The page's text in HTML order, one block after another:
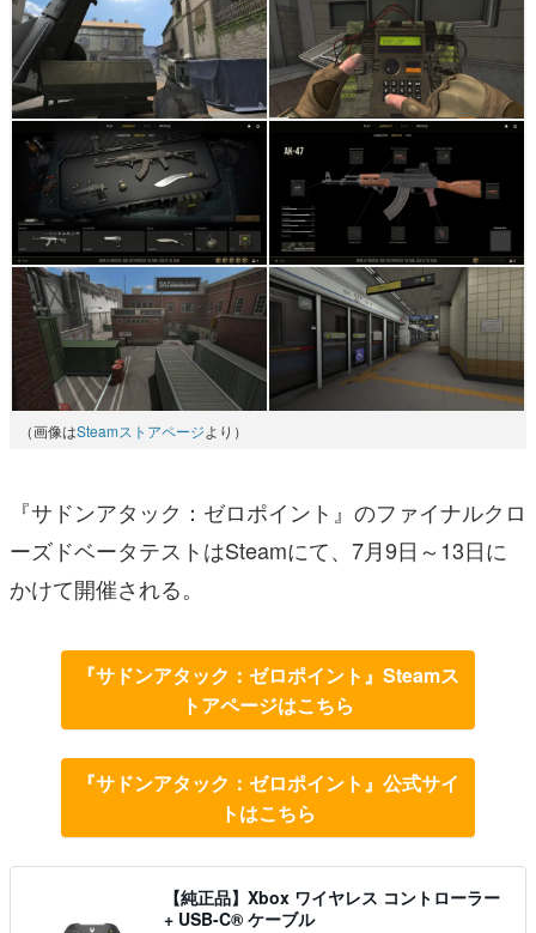
（画像はSteamストアページより）
『サドンアタック：ゼロポイント』のファイナルクロ
ーズドベータテストはSteamにて、7月9日～13日に
かけて開催される。
『サドンアタック：ゼロポイント』Steamス
トアページはこちら
『サドンアタック：ゼロポイント』公式サイ
トはこちら
【純正品】Xbox ワイヤレス コントローラー
+ USB-C® ケーブル